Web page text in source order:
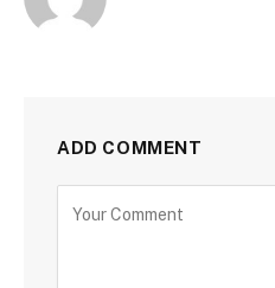
ADD COMMENT